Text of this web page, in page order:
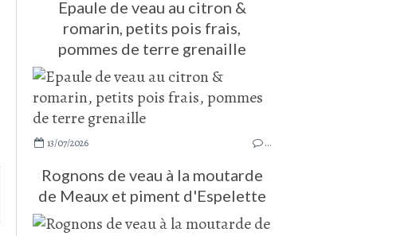
Epaule de veau au citron &
romarin, petits pois frais,
pommes de terre grenaille
13/07/2026 …
Rognons de veau à la moutarde
de Meaux et piment d'Espelette